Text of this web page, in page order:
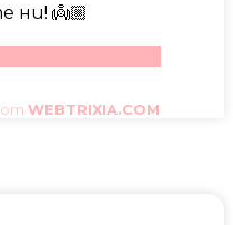
ни! 👼🏼
от WEBTRIXIA.COM